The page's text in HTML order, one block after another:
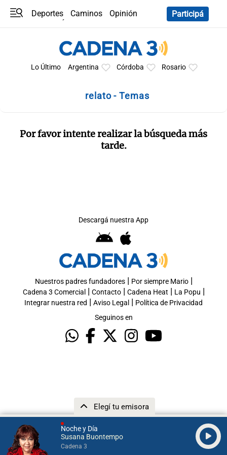
Noche y Día
Susana Buontempo
Cadena 3
Elegí tu emisora
Deportes Caminos
Opinión
Participá
Lo Último Argentina Córdoba Rosario
relato - Temas
Por favor intente realizar la búsqueda más
tarde.
Descargá nuestra App
Nuestros padres fundadores| Por siempre Mario|
Cadena 3 Comercial | Contacto| Cadena Heat | La Popu |
Integrar nuestra red | Aviso Legal | Política de Privacidad
Seguinos en